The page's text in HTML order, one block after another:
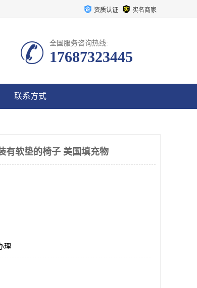
资质认证 实名商家
全国服务咨询热线:
17687323445
联系方式
有软垫的椅子 美国填充物
理